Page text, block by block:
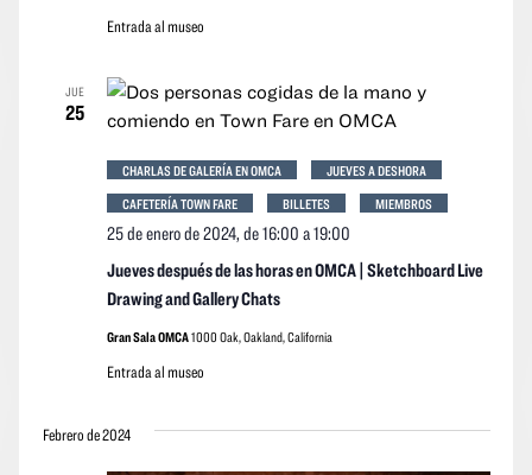
Entrada al museo
JUE
25
Jueves después de las horas en OMCA | Sketchboard Live
Drawing and Gallery Chats
25 de enero de 2024, de 16:00 a19:00
CHARLAS DE GALERÍA EN OMCA
JUEVES A DESHORA
CAFETERÍA TOWN FARE
BILLETES MIEMBROS
Gran Sala OMCA1000 Oak, Oakland, California
Entrada al museo
Febrero de 2024